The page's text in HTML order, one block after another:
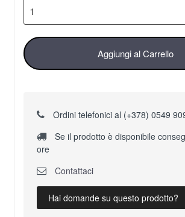
Aggiungi al Carrello
Ordini telefonici al (+378) 0549
Se il prodotto è disponibile
ore
Contattaci
Hai domande su questo prodotto?